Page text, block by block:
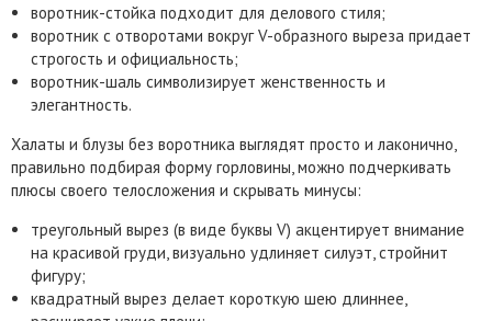
воротник-стойка подходит для делового стиля;
воротник с отворотами вокруг V-образного выреза придает
строгость и официальность;
воротник-шаль символизирует женственность и
элегантность.
Халаты и блузы без воротника выглядят просто и лаконично,
правильно подбирая форму горловины, можно подчеркивать
плюсы своего телосложения и скрывать минусы:
треугольный вырез (в виде буквы V) акцентирует внимание
на красивой груди, визуально удлиняет силуэт, стройнит
фигуру;
квадратный вырез делает короткую шею длиннее,